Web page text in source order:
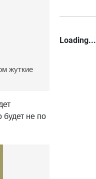
жуткие
будет не по
Loading...